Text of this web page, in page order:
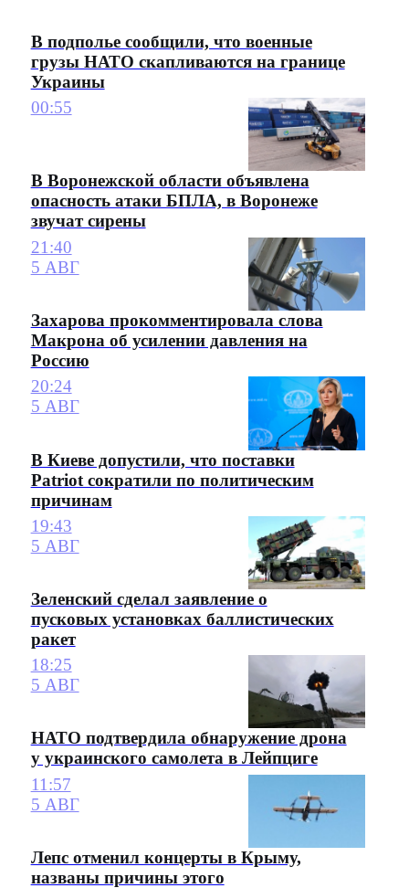
В подполье сообщили, что военные
грузы НАТО скапливаются на границе
Украины
00:55
В Воронежской области объявлена
опасность атаки БПЛА, в Воронеже
звучат сирены
21:40
5 АВГ
Захарова прокомментировала слова
Макрона об усилении давления на
Россию
20:24
5 АВГ
В Киеве допустили, что поставки
Patriot сократили по политическим
причинам
19:43
5 АВГ
Зеленский сделал заявление о
пусковых установках баллистических
ракет
18:25
5 АВГ
НАТО подтвердила обнаружение дрона
у украинского самолета в Лейпциге
11:57
5 АВГ
Лепс отменил концерты в Крыму,
названы причины этого